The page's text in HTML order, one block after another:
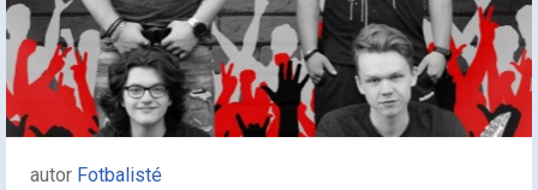
autor Fotbalisté